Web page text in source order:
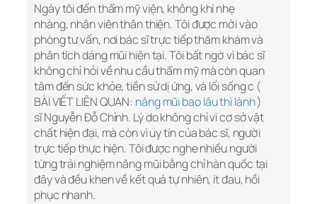
Ngày tôi đến thẩm mỹ viện, không khí nhẹ
nhàng, nhân viên thân thiện. Tôi được mời vào
phòng tư vấn, nơi bác sĩ trực tiếp thăm khám và
phân tích dáng mũi hiện tại. Tôi bất ngờ vì bác sĩ
không chỉ hỏi về nhu cầu thẩm mỹ mà còn quan
tâm đến sức khỏe, tiền sử dị ứng, và lối sống c (
BÀI VIẾT LIÊN QUAN: nâng mũi bao lâu thì lành)
sĩ Nguyễn Đỗ Chỉnh. Lý do không chỉ vì cơ sở vật
chất hiện đại, mà còn vì uy tín của bác sĩ, người
trực tiếp thực hiện. Tôi được nghe nhiều người
từng trải nghiệm nâng mũi bằng chỉ hàn quốc tại
đây và đều khen về kết quả tự nhiên, ít đau, hồi
phục nhanh.